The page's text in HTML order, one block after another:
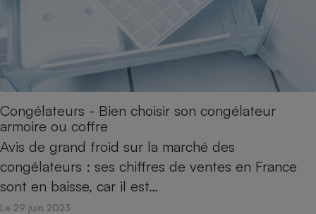
Congélateurs - Bien choisir son congélateur
armoire ou coffre
Avis de grand froid sur la marché des
congélateurs : ses chiffres de ventes en France
sont en baisse, car il est…
Le 29 juin 2023
Climatiseur -
Ventilateur
Antivirus